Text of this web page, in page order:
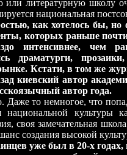
или литературную школу
национальная
как хотелось бы, но
которых раньше
интенсивнее, чем
драматурги,
Кстати, в том же
киевский автор
автор года.
то немногое, что
национальной
своя замечательная
создания высокой
уже был в 20-х